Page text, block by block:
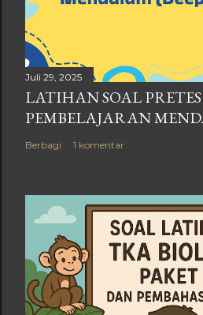
Juli 29, 2025
LATIHAN SOAL
PEMBELAJARAN
Berbagi 1 komentar